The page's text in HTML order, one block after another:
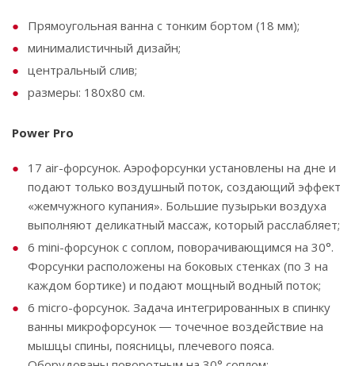
Прямоугольная ванна с тонким бортом (18 мм);
минималистичный дизайн;
центральный слив;
размеры: 180х80 см.
Power Pro
17 air-форсунок. Аэрофорсунки установлены на дне и
подают только воздушный поток, создающий эффект
«жемчужного купания». Большие пузырьки воздуха
выполняют деликатный массаж, который расслабляет;
6 mini-форсунок с соплом, поворачивающимся на 30°.
Форсунки расположены на боковых стенках (по 3 на
каждом бортике) и подают мощный водный поток;
6 micro-форсунок. Задача интегрированных в спинку
ванны микрофорсунок ― точечное воздействие на
мышцы спины, поясницы, плечевого пояса.